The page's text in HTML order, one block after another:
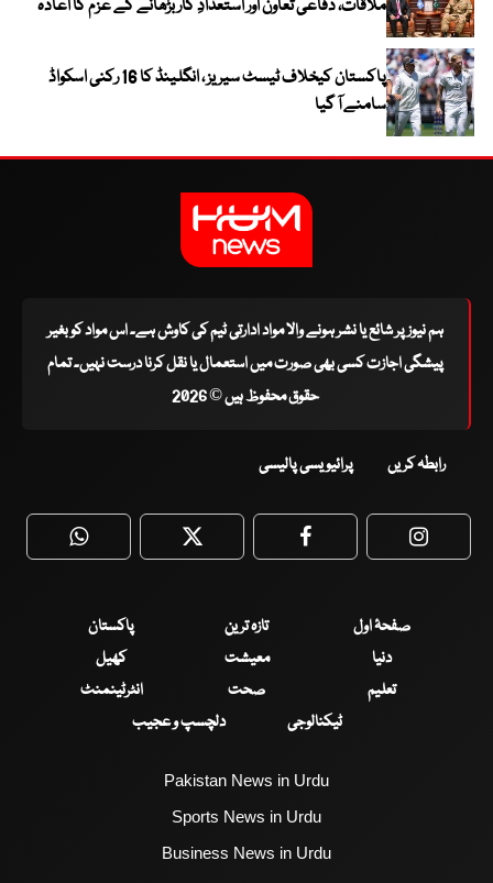
ملاقات، دفاعی تعاون اور استعدادِ کار بڑھانے کے عزم کا اعادہ
پاکستان کیخلاف ٹیسٹ سیریز ، انگلینڈ کا 16 رکنی اسکواڈ
سامنے آ گیا
ہم نیوز پر شائع یا نشر ہونے والا مواد ادارتی ٹیم کی کاوش ہے۔ اس مواد کو بغیر
پیشگی اجازت کسی بھی صورت میں استعمال یا نقل کرنا درست نہیں۔ تمام
حقوق محفوظ ہیں © 2026
رابطہ کریں پرائیویسی پالیسی
WhatsApp Twitter Facebook
صفحۂ اول تازہ ترین
پاکستان
دنیا
معیشت
کھیل
تعلیم
صحت
انٹرٹینمنٹ
ٹیکنالوجی
دلچسپ و عجیب
Pakistan News in Urdu
Sports News in Urdu
Business News in Urdu